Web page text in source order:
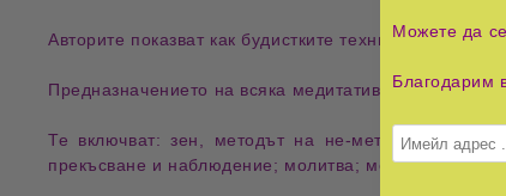
Авторите показват как будистките техники могат
Предназначението на всяка медитативна техника е
Те включват: зен, методът на не-метода;
прекъсване и наблюдение; молитва; методът на
Можете да
Благодарим